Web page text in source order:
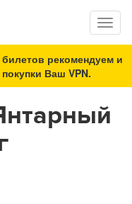
рекомендуем и
Ваш VPN.